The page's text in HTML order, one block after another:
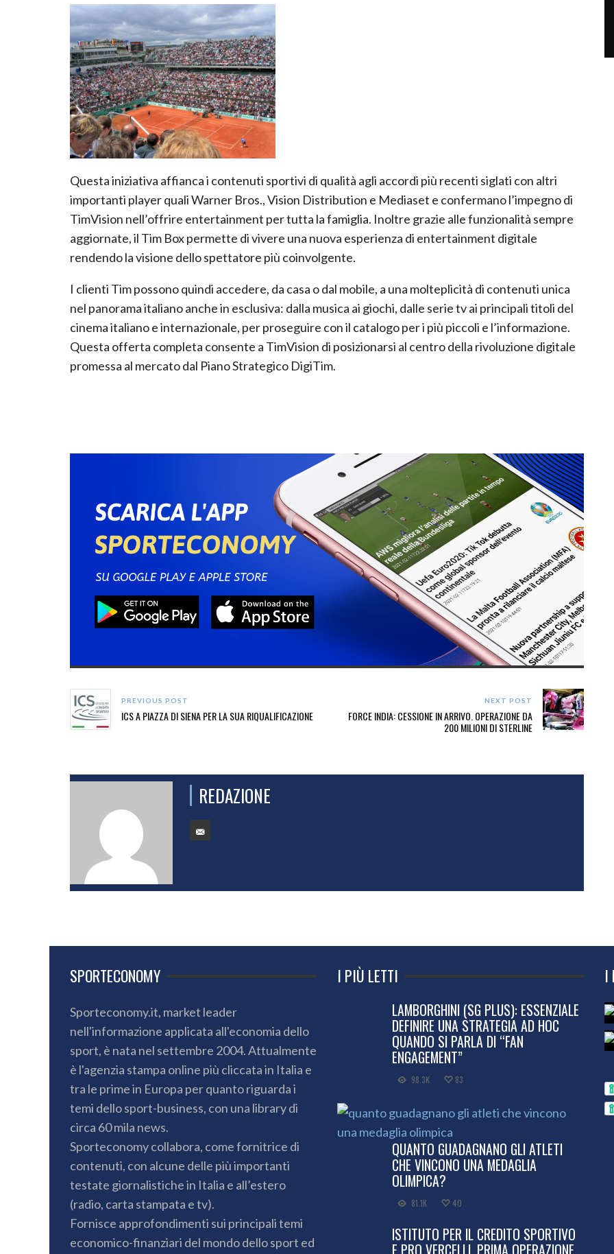
Questa iniziativa affianca i contenuti sportivi di qualità agli accordi più recenti siglati con altri
importanti player quali Warner Bros., Vision Distribution e Mediaset e confermano l’impegno di
TimVision nell’offrire entertainment per tutta la famiglia. Inoltre grazie alle funzionalità sempre
aggiornate, il Tim Box permette di vivere una nuova esperienza di entertainment digitale
rendendo la visione dello spettatore più coinvolgente.
I clienti Tim possono quindi accedere, da casa o dal mobile, a una molteplicità di contenuti unica
nel panorama italiano anche in esclusiva: dalla musica ai giochi, dalle serie tv ai principali titoli del
cinema italiano e internazionale, per proseguire con il catalogo per i più piccoli e l’informazione.
Questa offerta completa consente a TimVision di posizionarsi al centro della rivoluzione digitale
promessa al mercato dal Piano Strategico DigiTim.
PREVIOUS POST
ICS A PIAZZA DI SIENA PER LA SUA RIQUALIFICAZIONE
NEXT POST
FORCE INDIA: CESSIONE IN ARRIVO. OPERAZIONE DA
200 MILIONI DI STERLINE
REDAZIONE
SPORTECONOMY
Sporteconomy.it, market leader
nell'informazione applicata all'economia dello
sport, è nata nel settembre 2004. Attualmente
è l'agenzia stampa online più cliccata in Italia e
tra le prime in Europa per quanto riguarda i
temi dello sport-business, con una library di
circa 60 mila news.
Sporteconomy collabora, come fornitrice di
contenuti, con alcune delle più importanti
testate giornalistiche in Italia e all’estero
(radio, carta stampata e tv).
Fornisce approfondimenti sui principali temi
economico-finanziari del mondo dello sport ed
I PIÙ LETTI
LAMBORGHINI (SG PLUS): ESSENZIALE
DEFINIRE UNA STRATEGIA AD HOC
QUANDO SI PARLA DI “FAN
ENGAGEMENT”
98.3K 83
QUANTO GUADAGNANO GLI ATLETI
CHE VINCONO UNA MEDAGLIA
OLIMPICA?
81.1K 40
ISTITUTO PER IL CREDITO SPORTIVO
I